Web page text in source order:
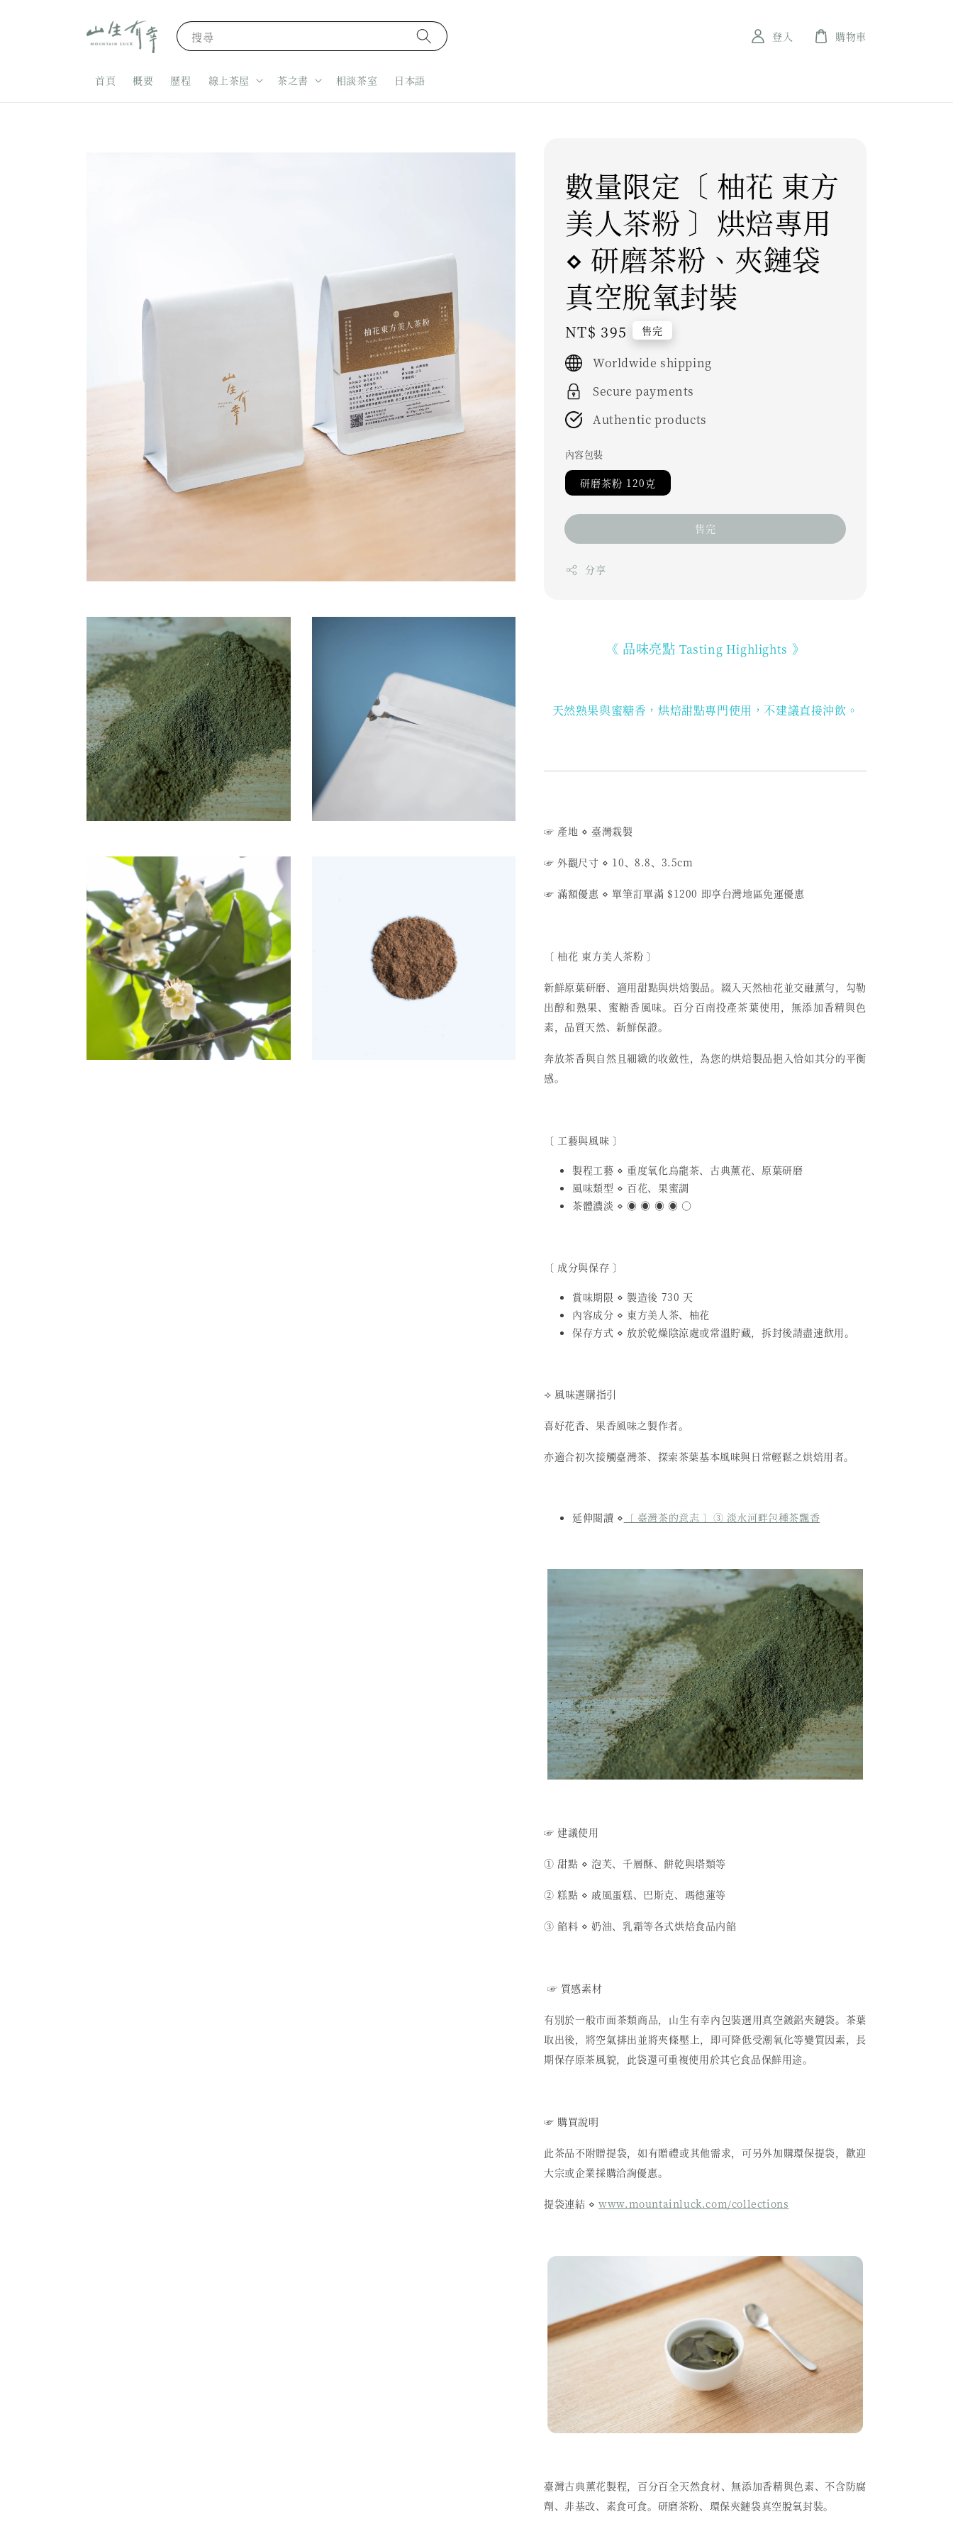
搜尋
首頁 概要 歷程 線上茶屋 茶之書 相談茶室 日本語
登入 購物車
數量限定〔 柚花 東方
美人茶粉 〕烘焙專用
⋄ 研磨茶粉、夾鏈袋
真空脫氧封裝
Regular
price
NT$ 395 售完
Worldwide shipping
Secure payments
Authentic products
內容包裝
研磨茶粉 120克
售完
分享
《 品味亮點Tasting Highlights 》
天然熟果與蜜糖香，烘焙甜點專門使用，不建議直接沖飲。
☞ 產地 ⋄ 臺灣栽製
☞ 外觀尺寸 ⋄ 10、8.8、3.5cm
☞ 滿額優惠 ⋄ 單筆訂單滿 $1200 即享台灣地區免運優惠
〔 柚花 東方美人茶粉 〕
新鮮原葉研磨、適用甜點與烘焙製品。綴入天然柚花並交融薰勻，勾勒
出醇和熟果、蜜糖香風味。百分百南投產茶葉使用，無添加香精與色
素，品質天然、新鮮保證。
奔放茶香與自然且細緻的收斂性，為您的烘焙製品挹入恰如其分的平衡
感。
〔 工藝與風味 〕
製程工藝 ⋄ 重度氧化烏龍茶、古典薰花、原葉研磨
風味類型 ⋄ 百花、果蜜調
茶體濃淡 ⋄ ◉ ◉ ◉ ◉ ○
〔 成分與保存 〕
賞味期限 ⋄ 製造後 730 天
內容成分 ⋄ 東方美人茶、柚花
保存方式 ⋄ 放於乾燥陰涼處或常溫貯藏，拆封後請盡速飲用。
⟢ 風味選購指引
喜好花香、果香風味之製作者。
亦適合初次接觸臺灣茶、探索茶葉基本風味與日常輕鬆之烘焙用者。
延伸閱讀 ⋄ 〔 臺灣茶的意志 〕③ 淡水河畔包種茶飄香
☞ 建議使用
① 甜點 ⋄ 泡芙、千層酥、餅乾與塔類等
② 糕點 ⋄ 戚風蛋糕、巴斯克、瑪德蓮等
③ 餡料 ⋄ 奶油、乳霜等各式烘焙食品内餡
☞ 質感素材
有別於一般市面茶類商品，山生有幸內包裝選用真空鍍鋁夾鏈袋。茶葉
取出後，將空氣排出並將夾條壓上，即可降低受潮氧化等變質因素，長
期保存原茶風貌，此袋還可重複使用於其它食品保鮮用途。
☞ 購買說明
此茶品不附贈提袋，如有贈禮或其他需求，可另外加購環保提袋，歡迎
大宗或企業採購洽詢優惠。
提袋連結 ⋄www.mountainluck.com/collections
臺灣古典薰花製程，百分百全天然食材、無添加香精與色素、不含防腐
劑、非基改、素食可食。研磨茶粉、環保夾鏈袋真空脫氧封裝。